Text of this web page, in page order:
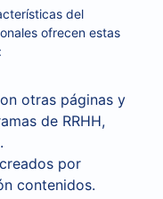
del
ofrecen estas
otras páginas y
de RRHH,
por
contenidos.